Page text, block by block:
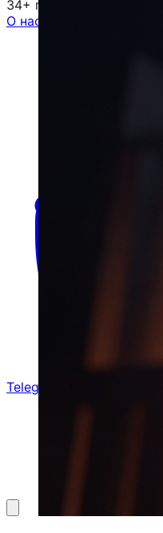
34+ проектов
О нас
Telegram